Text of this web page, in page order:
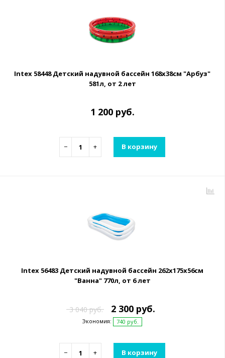
Intex 58448 Детский надувной бассейн 168х38см "Арбуз"
581л, от 2 лет
1 200 руб.
− + В корзину
Intex 56483 Детский надувной бассейн 262х175х56см
"Ванна" 770л, от 6 лет
3 040 руб. 2 300 руб.
Экономия: 740 руб.
− + В корзину